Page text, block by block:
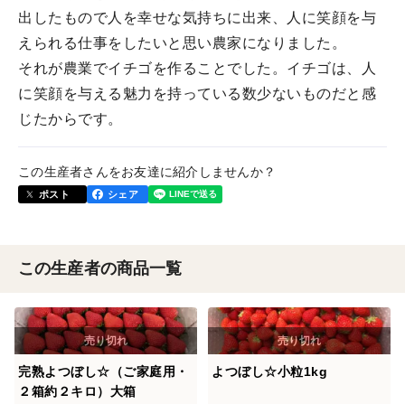
出したもので人を幸せな気持ちに出来、人に笑顔を与
えられる仕事をしたいと思い農家になりました。
それが農業でイチゴを作ることでした。イチゴは、人
に笑顔を与える魅力を持っている数少ないものだと感
じたからです。
この生産者さんをお友達に紹介しませんか？
ポスト シェア
この生産者の商品一覧
完熟よつぼし☆（ご家庭用・
２箱約２キロ）大箱
よつぼし☆小粒1kg